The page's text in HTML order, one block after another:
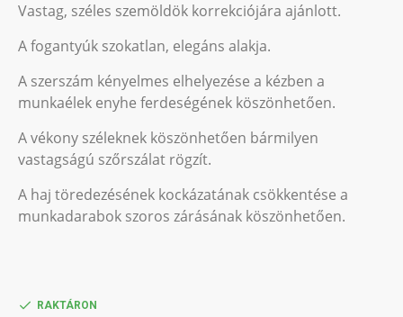
Vastag, széles szemöldök korrekciójára ajánlott.
A fogantyúk szokatlan, elegáns alakja.
A szerszám kényelmes elhelyezése a kézben a
munkaélek enyhe ferdeségének köszönhetően.
A vékony széleknek köszönhetően bármilyen
vastagságú szőrszálat rögzít.
A haj töredezésének kockázatának csökkentése a
munkadarabok szoros zárásának köszönhetően.
RAKTÁRON